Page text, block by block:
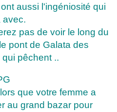
aussi l'ingéniosité qui
avec.
pas de voir le long du
pont de Galata des
pêchent ..
que votre femme a
au grand bazar pour